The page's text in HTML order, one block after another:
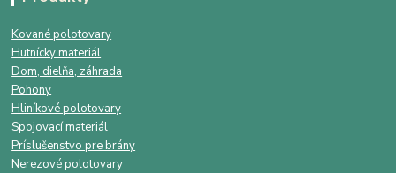
Kované polotovary
Hutnícky materiál
Dom, dielňa, záhrada
Pohony
Hliníkové polotovary
Spojovací materiál
Príslušenstvo pre brány
Nerezové polotovary